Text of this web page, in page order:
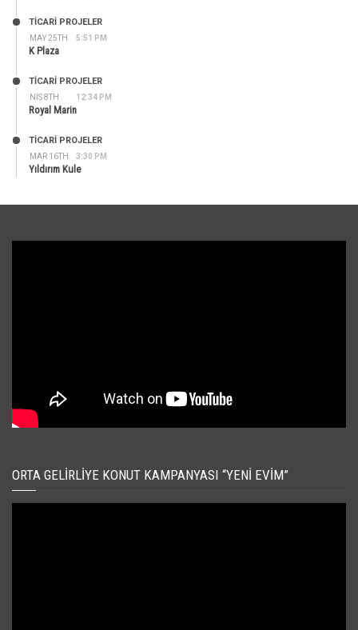
MAY 25TH 5:51 PM
TİCARİ PROJELER
K Plaza
NIS 8TH 12:34 PM
TİCARİ PROJELER
Royal Marin
MAR 16TH 3:30 PM
TİCARİ PROJELER
Yıldırım Kule
ORTA GELIRLIYE KONUT KAMPANYASI “YENI EVIM”